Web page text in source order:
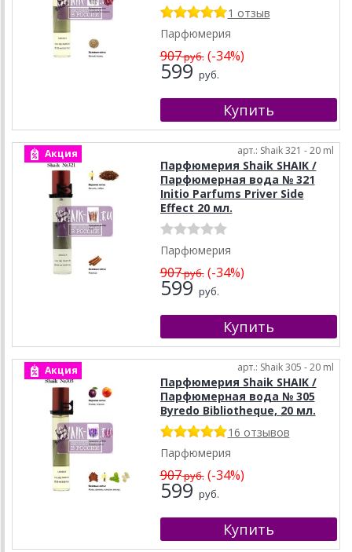
1 отзыв
Парфюмерия
907руб.(-34%)
599 руб.
Акция арт.: Shaik 321 - 20 ml
Парфюмерия Shaik SHAIK /
Парфюмерная вода № 321
Initio Parfums Priver Side
Effect 20 мл.
Парфюмерия
907руб.(-34%)
599 руб.
Акция арт.: Shaik 305 - 20 ml
Парфюмерия Shaik SHAIK /
Парфюмерная вода № 305
Byredo Bibliotheque, 20 мл.
16 отзывов
Парфюмерия
907руб.(-34%)
599 руб.